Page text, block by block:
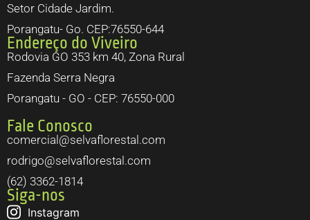
Setor Cidade Jardim.
Porangatu- Go. CEP:76550-644
Endereço do Viveiro
Rodovia GO 353 km 40, Zona Rural
Fazenda Serra Negra
Porangatu - GO - CEP: 76550-000
Fale Conosco
comercial@selvaflorestal.com
rodrigo@selvaflorestal.com
(62) 3362-1814
Siga-nos
Instagram